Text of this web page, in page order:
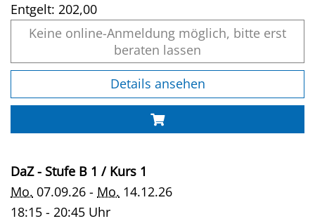
Entgelt: 202,00
Keine online-Anmeldung möglich, bitte erst
beraten lassen
Details ansehen
DaZ - Stufe B 1 / Kurs 1
Mo. 07.09.26 - Mo. 14.12.26
18:15 - 20:45 Uhr